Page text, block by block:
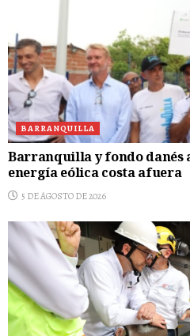
BARRANQUILLA
Barranquilla y fondo danés
energía eólica costa afuera
5 DE AGOSTO DE 2026